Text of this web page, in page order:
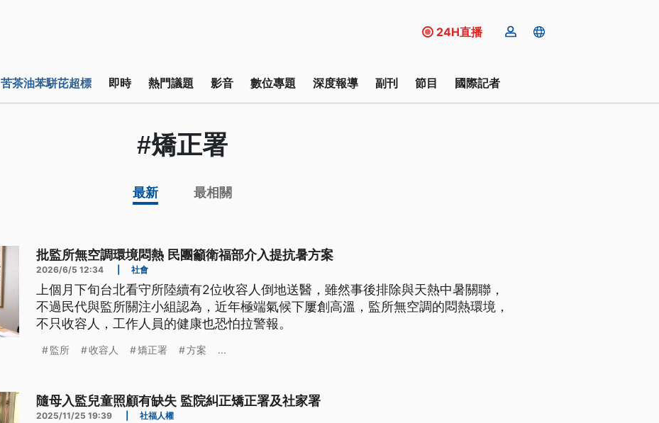
24H直播
苦茶油苯駢芘超標 即時 熱門議題 影音 數位專題 深度報導 副刊 節目 國際記者
#矯正署
最新 最相關
批監所無空調環境悶熱 民團籲衛福部介入提抗暑方案
2026/6/5 12:34 社會
上個月下旬台北看守所陸續有2位收容人倒地送醫，雖然事後排除與天熱中暑關聯，
不過民代與監所關注小組認為，近年極端氣候下屢創高溫，監所無空調的悶熱環境，
不只收容人，工作人員的健康也恐怕拉警報。
監所 收容人 矯正署 方案 ...
隨母入監兒童照顧有缺失 監院糾正矯正署及社家署
2025/11/25 19:39 社福人權